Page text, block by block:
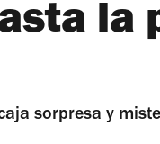
la
sorpresa y